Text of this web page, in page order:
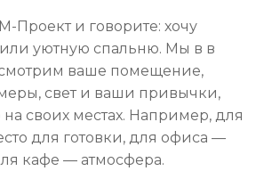
Проект и говорите: хочу
уютную спальню. Мы в в
ваше помещение,
свет и ваши привычки,
своих местах. Например, для
для готовки, для офиса —
кафе — атмосфера.